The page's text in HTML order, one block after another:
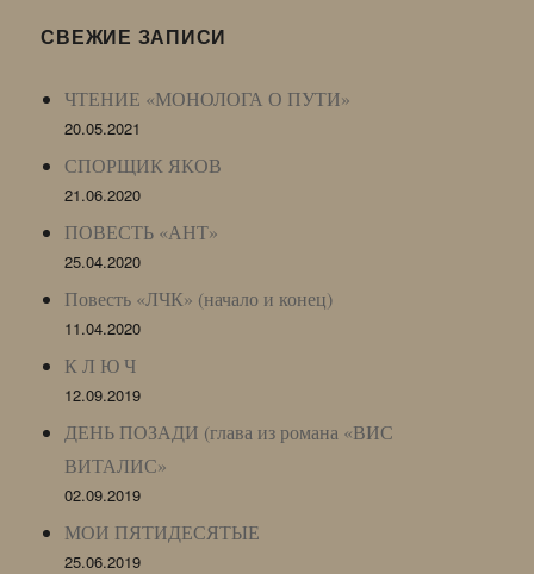
LJ
СВЕЖИЕ ЗАПИСИ
ЧТЕНИЕ «МОНОЛОГА О ПУТИ»
20.05.2021
СПОРЩИК ЯКОВ
21.06.2020
ПОВЕСТЬ «АНТ»
25.04.2020
Повесть «ЛЧК» (начало и конец)
11.04.2020
К Л Ю Ч
12.09.2019
ДЕНЬ ПОЗАДИ (глава из романа «ВИС
ВИТАЛИС»
02.09.2019
МОИ ПЯТИДЕСЯТЫЕ
25.06.2019